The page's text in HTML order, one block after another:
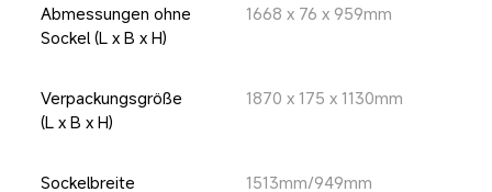
Abmessungen ohne
Sockel (L x B x H)
1668 x 76 x 959mm
Verpackungsgröße
(L x B x H)
1870 x 175 x 1130mm
Sockelbreite 1513mm/949mm